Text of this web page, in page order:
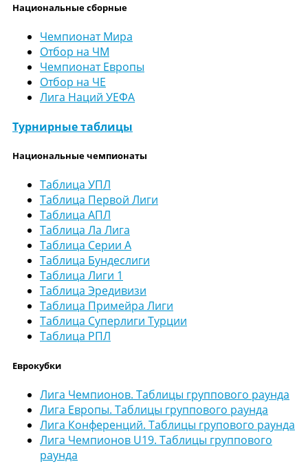
Национальные сборные
Чемпионат Мира
Отбор на ЧМ
Чемпионат Европы
Отбор на ЧЕ
Лига Наций УЕФА
Турнирные таблицы
Национальные чемпионаты
Таблица УПЛ
Таблица Первой Лиги
Таблица АПЛ
Таблица Ла Лига
Таблица Серии А
Таблица Бундеслиги
Таблица Лиги 1
Таблица Эредивизи
Таблица Примейра Лиги
Таблица Суперлиги Турции
Таблица РПЛ
Еврокубки
Лига Чемпионов. Таблицы группового раунда
Лига Европы. Таблицы группового раунда
Лига Конференций. Таблицы групового раунда
Лига Чемпионов U19. Таблицы группового
раунда